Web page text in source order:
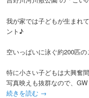
我が家では子どもが生まれ
ント♪
空いっぱいに泳ぐ約200匹
特に小さい子どもは大興奮
写真映えも抜群なので、
続きを読む →